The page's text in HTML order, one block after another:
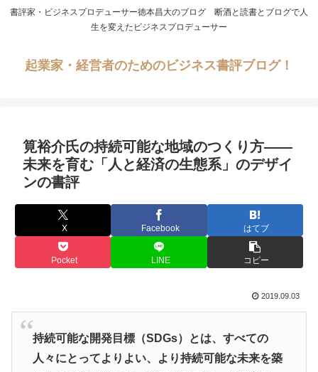
書評家・ビジネスプロデューサー徳本昌大のブログ 断酒と読書とブログで人
生を変えたビジネスプロデューサー
起業家・経営者のためのビジネス書評ブログ！
筧裕介氏の持続可能な地域のつくり方――
未来を育む「人と経済の生態系」のデザイ
ンの書評
X Facebook はてブ
Pocket LINE コピー
2019.09.03
持続可能な開発目標（SDGs）とは、すべての
人々にとってよりよい、より持続可能な未来を築